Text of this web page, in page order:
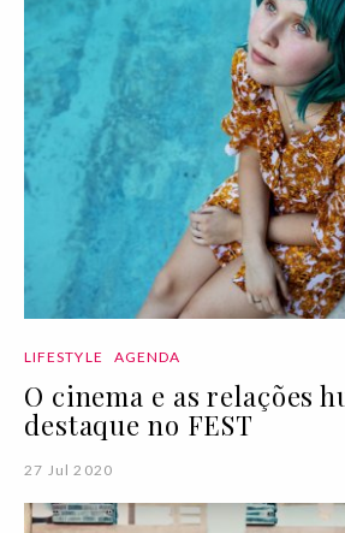
LIFESTYLE AGENDA
O cinema e as relações
destaque no FEST
27 Jul 2020